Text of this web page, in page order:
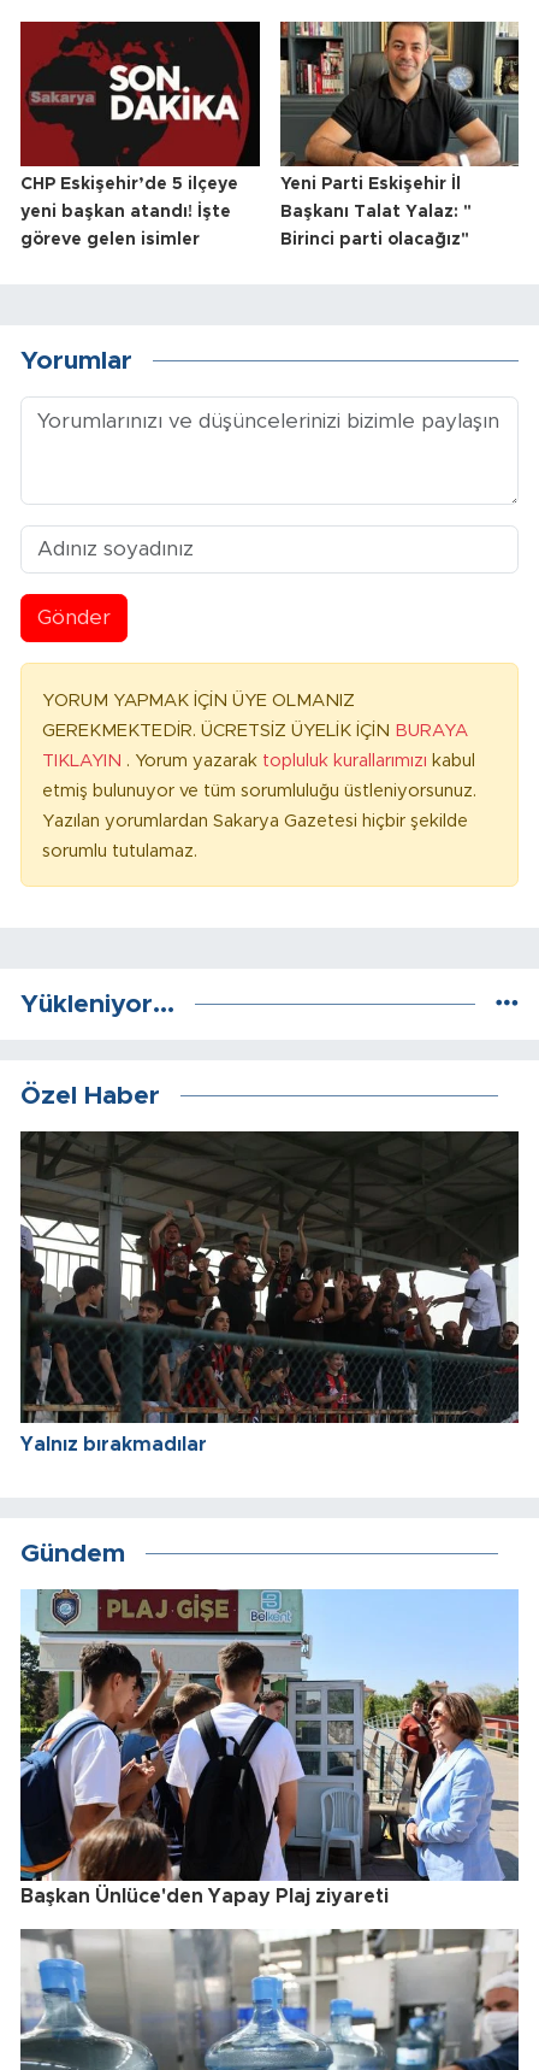
CHP Eskişehir’de 5 ilçeye
yeni başkan atandı! İşte
göreve gelen isimler
Yeni Parti Eskişehir İl
Başkanı Talat Yalaz: "
Birinci parti olacağız"
Yorumlar
Gönder
YORUM YAPMAK İÇİN ÜYE OLMANIZ
GEREKMEKTEDİR. ÜCRETSİZ ÜYELİK İÇİN BURAYA
TIKLAYIN . Yorum yazarak topluluk kurallarımızı kabul
etmiş bulunuyor ve tüm sorumluluğu üstleniyorsunuz.
Yazılan yorumlardan Sakarya Gazetesi hiçbir şekilde
sorumlu tutulamaz.
Yükleniyor...
Özel Haber
Yalnız bırakmadılar
Gündem
Başkan Ünlüce'den Yapay Plaj ziyareti